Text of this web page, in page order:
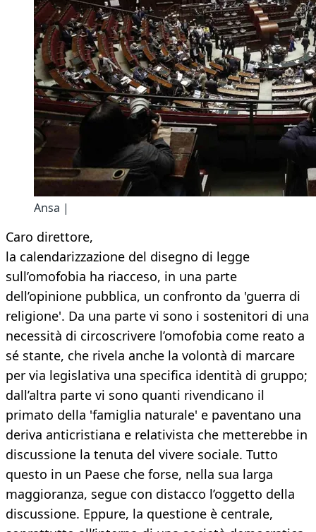
Ansa |
Caro direttore,
la calendarizzazione del disegno di legge
sull’omofobia ha riacceso, in una parte
dell’opinione pubblica, un confronto da 'guerra di
religione'. Da una parte vi sono i sostenitori di una
necessità di circoscrivere l’omofobia come reato a
sé stante, che rivela anche la volontà di marcare
per via legislativa una specifica identità di gruppo;
dall’altra parte vi sono quanti rivendicano il
primato della 'famiglia naturale' e paventano una
deriva anticristiana e relativista che metterebbe in
discussione la tenuta del vivere sociale. Tutto
questo in un Paese che forse, nella sua larga
maggioranza, segue con distacco l’oggetto della
discussione. Eppure, la questione è centrale,